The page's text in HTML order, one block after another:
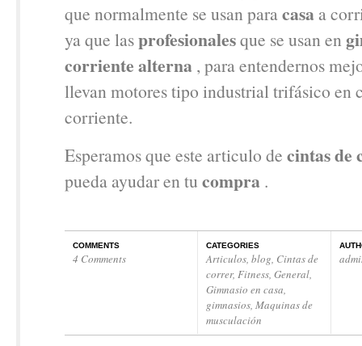
que normalmente se usan paracasa a
ya que lasprofesionalesque se usan en
corriente alterna , para entendernos
llevan motores tipo industrial trifásico en
corriente.
Esperamos que este articulo de cintas de
pueda ayudar en tu compra .
COMMENTS
4 Comments
CATEGORIES
Articulos, blog, Cintas de
correr, Fitness, General,
Gimnasio en casa,
gimnasios, Maquinas de
musculación